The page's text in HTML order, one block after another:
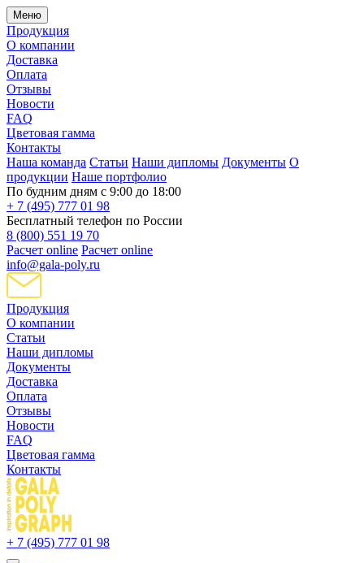
Меню
Продукция
О компании
Доставка
Оплата
Отзывы
Новости
FAQ
Цветовая гамма
Контакты
Наша команда Статьи Наши дипломы Документы О
продукции Наше портфолио
По будним дням с 9:00 до 18:00
+ 7 (495) 777 01 98
Бесплатный телефон по России
8 (800) 551 19 70
Расчет online Расчет online
info@gala-poly.ru
Продукция
О компании
Статьи
Наши дипломы
Документы
Доставка
Оплата
Отзывы
Новости
FAQ
Цветовая гамма
Контакты
+ 7 (495) 777 01 98